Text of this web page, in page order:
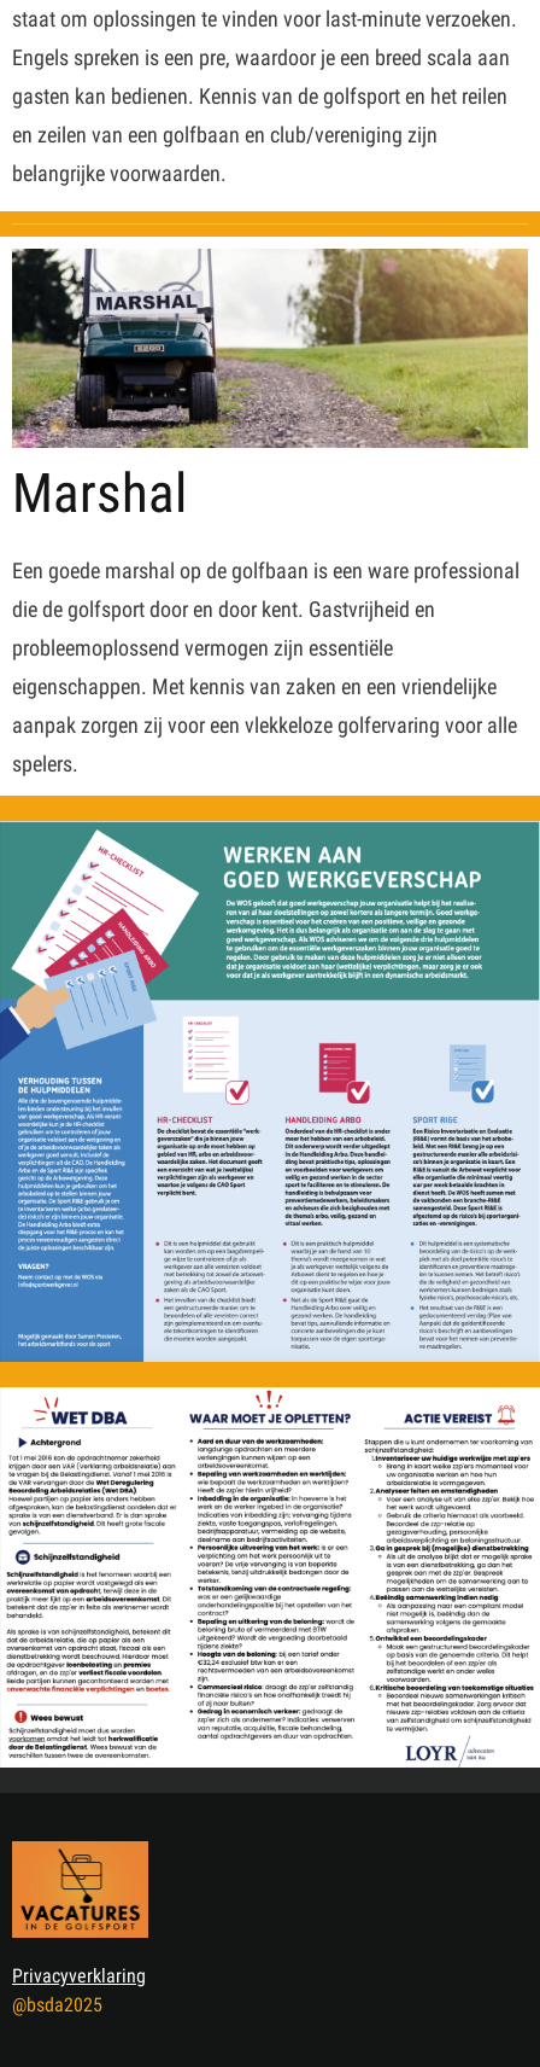
staat om oplossingen te vinden voor last-minute verzoeken.
Engels spreken is een pre, waardoor je een breed scala aan
gasten kan bedienen. Kennis van de golfsport en het reilen
en zeilen van een golfbaan en club/vereniging zijn
belangrijke voorwaarden.
Marshal
Een goede marshal op de golfbaan is een ware professional
die de golfsport door en door kent. Gastvrijheid en
probleemoplossend vermogen zijn essentiële
eigenschappen. Met kennis van zaken en een vriendelijke
aanpak zorgen zij voor een vlekkeloze golfervaring voor alle
spelers.
Privacyverklaring
@bsda2025